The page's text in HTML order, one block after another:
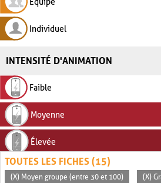
Individuel
INTENSITÉ D'ANIMATION
Faible
Moyenne
Élevée
TOUTES LES FICHES (15)
(X) Moyen groupe (entre 30 et 100) (X)